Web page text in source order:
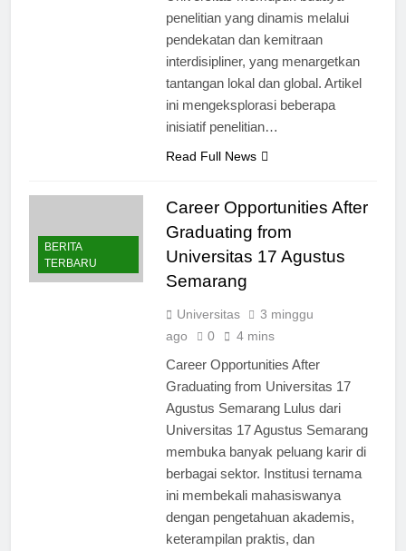
penelitian yang dinamis melalui
pendekatan dan kemitraan
interdisipliner, yang menargetkan
tantangan lokal dan global. Artikel
ini mengeksplorasi beberapa
inisiatif penelitian…
Read Full News
BERITA
TERBARU
Career Opportunities After
Graduating from
Universitas 17 Agustus
Semarang
Universitas
3 minggu
ago
0 4 mins
Career Opportunities After
Graduating from Universitas 17
Agustus Semarang Lulus dari
Universitas 17 Agustus Semarang
membuka banyak peluang karir di
berbagai sektor. Institusi ternama
ini membekali mahasiswanya
dengan pengetahuan akademis,
keterampilan praktis, dan